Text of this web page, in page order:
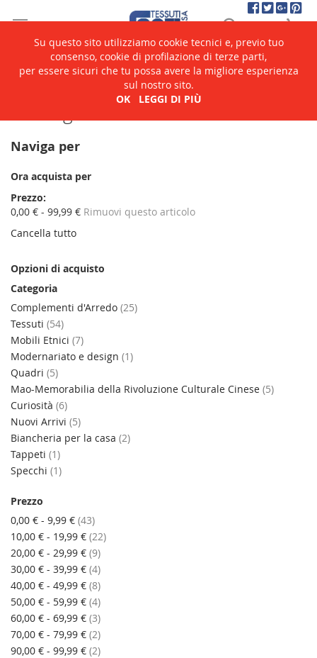
Cerca
contenuto
Naviga per
Ora acquista per
Prezzo
0,00 € - 99,99 € Rimuovi questo articolo
Cancella tutto
Opzioni di acquisto
Categoria
Complementi d'Arredo 25elementi
Tessuti 54elementi
Mobili Etnici 7elementi
Modernariato e design 1elemento
Quadri 5elementi
Mao-Memorabilia della Rivoluzione Culturale Cinese 5elementi
Curiosità 6elementi
Nuovi Arrivi 5elementi
Biancheria per la casa 2elementi
Tappeti 1elemento
Specchi 1elemento
Prezzo
0,00 € - 9,99 € 43elementi
10,00 € - 19,99 € 22elementi
20,00 € - 29,99 € 9elementi
30,00 € - 39,99 € 4elementi
40,00 € - 49,99 € 8elementi
50,00 € - 59,99 € 4elementi
60,00 € - 69,99 € 3elementi
70,00 € - 79,99 € 2elementi
90,00 € - 99,99 € 2elementi
Su questo sito utilizziamo cookie tecnici e, previo tuo
consenso, cookie di profilazione di terze parti,
per essere sicuri che tu possa avere la migliore esperienza
sul nostro sito.
OK
LEGGI DI PIÙ